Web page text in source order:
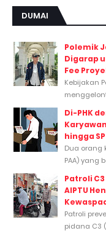
DUMAI
Polemik
Digarap
Fee
Kebijakan
Di-PHK
Karyawan
hingga SP
Dua orang
PAA) yang
Patroli
AIPTU
Patroli
pidana C3